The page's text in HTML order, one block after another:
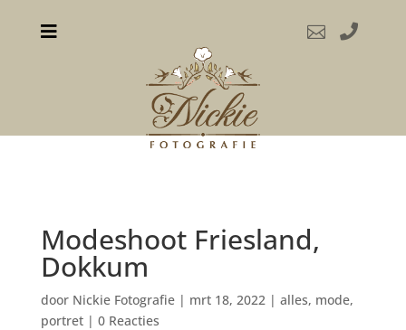
  
Modeshoot Friesland,
Dokkum
door Nickie Fotografie| mrt 18, 2022| alles, mode,
portret| 0 Reacties